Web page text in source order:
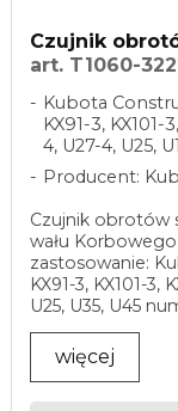
Czujnik
art. T1060-
Kubota
KX91-3, KX101-
4, U27-4, U25,
Producent:
Czujnik obrotów
wału
zastosowanie:
KX91-3, KX101-3,
U25, U35, U45
więcej